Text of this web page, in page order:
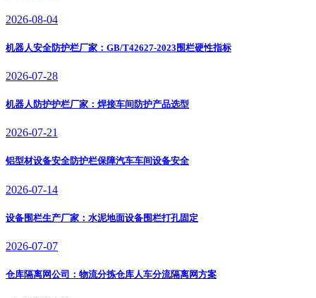
2026-08-04
机器人安全防护栏厂家：GB/T42627-2023围栏硬性指标
2026-07-28
机器人防护护栏厂家：焊接车间防护产品选型
2026-07-21
铝型材设备安全防护栏保障汽车车间设备安全
2026-07-14
设备围栏生产厂家：水泥地面设备围栏打孔固定
2026-07-07
仓库隔离网公司：物流分拣仓库人车分流隔离网方案